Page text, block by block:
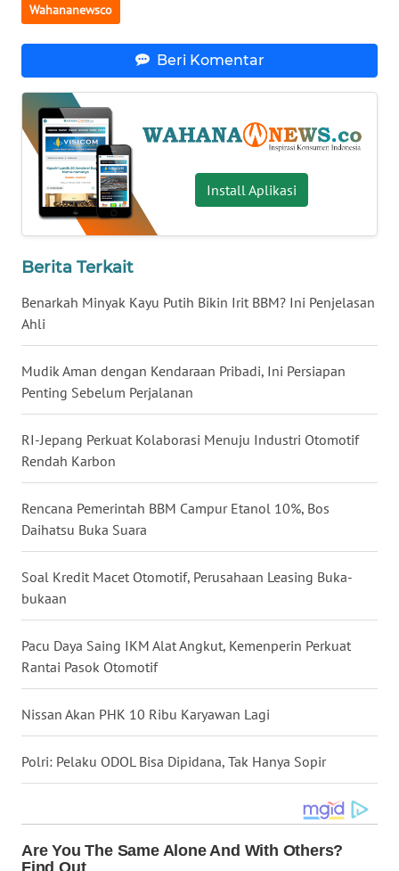
Wahananewsco
Beri Komentar
Install Aplikasi
Berita Terkait
Benarkah Minyak Kayu Putih Bikin Irit BBM? Ini Penjelasan
Ahli
Mudik Aman dengan Kendaraan Pribadi, Ini Persiapan
Penting Sebelum Perjalanan
RI-Jepang Perkuat Kolaborasi Menuju Industri Otomotif
Rendah Karbon
Rencana Pemerintah BBM Campur Etanol 10%, Bos
Daihatsu Buka Suara
Soal Kredit Macet Otomotif, Perusahaan Leasing Buka-
bukaan
Pacu Daya Saing IKM Alat Angkut, Kemenperin Perkuat
Rantai Pasok Otomotif
Nissan Akan PHK 10 Ribu Karyawan Lagi
Polri: Pelaku ODOL Bisa Dipidana, Tak Hanya Sopir
WN
BABEL
WN
SUMBAR
WN
SUMSEL
WN
LAMPUNG
JATENG
NUSANTARA
WN
JOGJA
WN
JATIM
WN
BALI
WN
KALTENG